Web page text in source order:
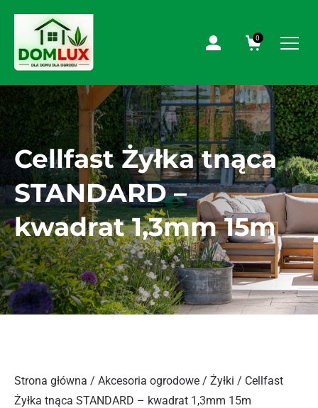
0
Cellfast Żyłka tnąca
STANDARD –
kwadrat 1,3mm 15m
Strona główna / Akcesoria ogrodowe / Żyłki / Cellfast
Żyłka tnąca STANDARD – kwadrat 1,3mm 15m